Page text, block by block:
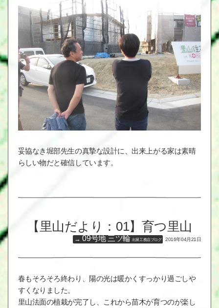
妥協なき堀部先生の真摯な設計に、出来上がる家は素晴
らしい物だと確信しています。
【里山だより：01】育つ里山
09号地 三ツ輪 出展工務店ブログ 2016年04月21日
春もそろそろ終わり、陽の光は暖かくすっかり過ごしや
すくなりました。
里山法面の植栽が完了し、これから苗木が育つのが楽し